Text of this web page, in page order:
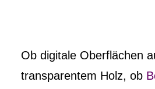
Ob digitale Oberflächen
transparentem Holz, ob